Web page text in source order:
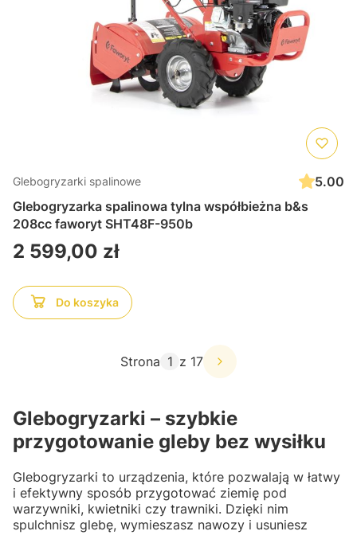
Glebogryzarki spalinowe
5.00
Glebogryzarka spalinowa tylna współbieżna b&s
208cc faworyt SHT48F-950b
Cena
2 599,00 zł
Do koszyka
Strona z 17
Glebogryzarki – szybkie
przygotowanie gleby bez wysiłku
Glebogryzarki to urządzenia, które pozwalają w łatwy
i efektywny sposób przygotować ziemię pod
warzywniki, kwietniki czy trawniki. Dzięki nim
spulchnisz glebę, wymieszasz nawozy i usuniesz